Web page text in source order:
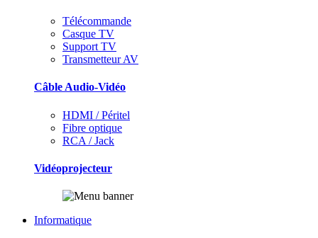
Télécommande
Casque TV
Support TV
Transmetteur AV
Câble Audio-Vidéo
HDMI / Péritel
Fibre optique
RCA / Jack
Vidéoprojecteur
Informatique